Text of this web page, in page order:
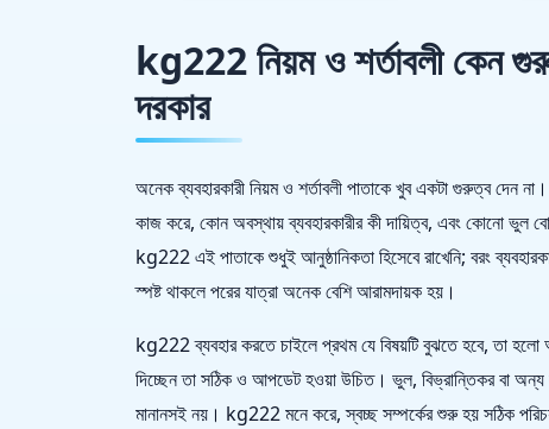
kg222 নিয়ম ও শর্তাবলী কেন
দরকার
অনেক ব্যবহারকারী নিয়ম ও শর্তাবলী পাতাকে খুব একটা গুরুত্ব দেন
কাজ করে, কোন অবস্থায় ব্যবহারকারীর কী দায়িত্ব, এবং কোনো ভুল
kg222 এই পাতাকে শুধুই আনুষ্ঠানিকতা হিসেবে রাখেনি; বরং
স্পষ্ট থাকলে পরের যাত্রা অনেক বেশি আরামদায়ক হয়।
kg222 ব্যবহার করতে চাইলে প্রথম যে বিষয়টি বুঝতে হবে, তা হলো
দিচ্ছেন তা সঠিক ও আপডেট হওয়া উচিত। ভুল, বিভ্রান্তিকর বা অন্য
মানানসই নয়। kg222 মনে করে, স্বচ্ছ সম্পর্কের শুরু হয় সঠিক